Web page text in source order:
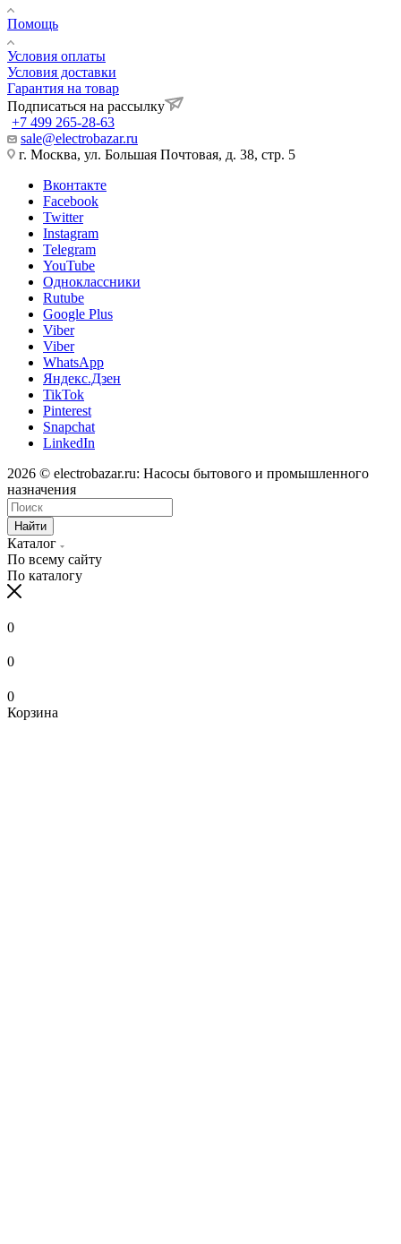
Помощь
Условия оплаты
Условия доставки
Гарантия на товар
Подписаться на рассылку
+7 499 265-28-63
sale@electrobazar.ru
г. Москва, ул. Большая Почтовая, д. 38, стр. 5
Вконтакте
Facebook
Twitter
Instagram
Telegram
YouTube
Одноклассники
Rutube
Google Plus
Viber
Viber
WhatsApp
Яндекс.Дзен
TikTok
Pinterest
Snapchat
LinkedIn
2026 © electrobazar.ru: Насосы бытового и промышленного
назначения
Найти
Каталог
По всему сайту
По каталогу
0
0
0
Корзина